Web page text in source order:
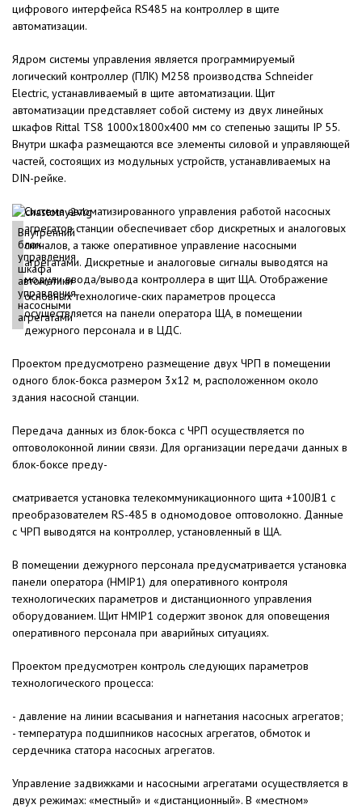
цифрового интерфейса RS485 на контроллер в щите
автоматизации.
Ядром системы управления является программируемый
логический контроллер (ПЛК) М258 производства Schneider
Electric, устанавливаемый в щите автоматизации. Щит
автоматизации представляет собой систему из двух линейных
шкафов Rittal TS8 1000x1800x400 мм со степенью защиты IP 55.
Внутри шкафа размещаются все элементы силовой и управляющей
частей, состоящих из модульных устройств, устанавливаемых на
DIN-рейке.
Внутренний
блок
управления
шкафа
автоматики
управления
насосными
агрегатами
Система автоматизированного управления работой насосных
агрегатов станции обеспечивает сбор дискретных и аналоговых
сигналов, а также оперативное управление насосными
агрегатами. Дискретные и аналоговые сигналы выводятся на
модули ввода/вывода контроллера в щит ЩА. Отображение
основных технологиче-ских параметров процесса
осуществляется на панели оператора ЩА, в помещении
дежурного персонала и в ЦДС.
Проектом предусмотрено размещение двух ЧРП в помещении
одного блок-бокса размером 3х12 м, расположенном около
здания насосной станции.
Передача данных из блок-бокса с ЧРП осуществляется по
оптоволоконной линии связи. Для организации передачи данных в
блок-боксе преду-
сматривается установка телекоммуникационного щита +100JB1 с
преобразователем RS-485 в одномодовое оптоволокно. Данные
с ЧРП выводятся на контроллер, установленный в ЩА.
В помещении дежурного персонала предусматривается установка
панели оператора (HMIP1) для оперативного контроля
технологических параметров и дистанционного управления
оборудованием. Щит HMIP1 содержит звонок для оповещения
оперативного персонала при аварийных ситуациях.
Проектом предусмотрен контроль следующих параметров
технологического процесса:
- давление на линии всасывания и нагнетания насосных агрегатов;
- температура подшипников насосных агрегатов, обмоток и
сердечника статора насосных агрегатов.
Управление задвижками и насосными агрегатами осуществляется в
двух режимах: «местный» и «дистанционный». В «местном»